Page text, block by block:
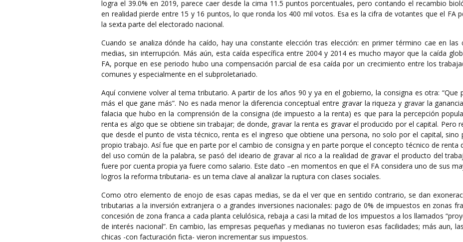
logra el 39.0% en 2019, parece caer desde la cima 11.5 puntos porcentuales, pero contando el recambio
en realidad pierde entre 15 y 16 puntos, lo que ronda los 400 mil votos. Esa es la cifra de votantes que el FA
la sexta parte del electorado nacional.
Cuando se analiza dónde ha caído, hay una constante elección tras elección: en primer término cae en las
medias, sin interrupción. Más aún, esta caída específica entre 2004 y 2014 es mucho mayor que la caída
FA, porque en ese periodo hubo una compensación parcial de esa caída por un crecimiento entre los
comunes y especialmente en el subproletariado.
Aquí conviene volver al tema tributario. A partir de los años 90 y ya en el gobierno, la consigna es otra: “Que
más el que gane más”. No es nada menor la diferencia conceptual entre gravar la riqueza y gravar la
falacia que hubo en la comprensión de la consigna (de impuesto a la renta) es que para la percepción
renta es algo que se obtiene sin trabajar; de donde, gravar la renta es gravar el producido por el capital. Pero
que desde el punto de vista técnico, renta es el ingreso que obtiene una persona, no solo por el capital, sino
propio trabajo. Así fue que en parte por el cambio de consigna y en parte porque el concepto técnico de renta
del uso común de la palabra, se pasó del ideario de gravar al rico a la realidad de gravar el producto del
fuere por cuenta propia ya fuere como salario. Este dato –en momentos en que el FA considera uno de sus
logros la reforma tributaria- es un tema clave al analizar la ruptura con clases sociales.
Como otro elemento de enojo de esas capas medias, se da el ver que en sentido contrario, se dan
tributarias a la inversión extranjera o a grandes inversiones nacionales: pago de 0% de impuestos en zonas
concesión de zona franca a cada planta celulósica, rebaja a casi la mitad de los impuestos a los llamados
de interés nacional”. En cambio, las empresas pequeñas y medianas no tuvieron esas facilidades; más aun,
chicas -con facturación ficta- vieron incrementar sus impuestos.